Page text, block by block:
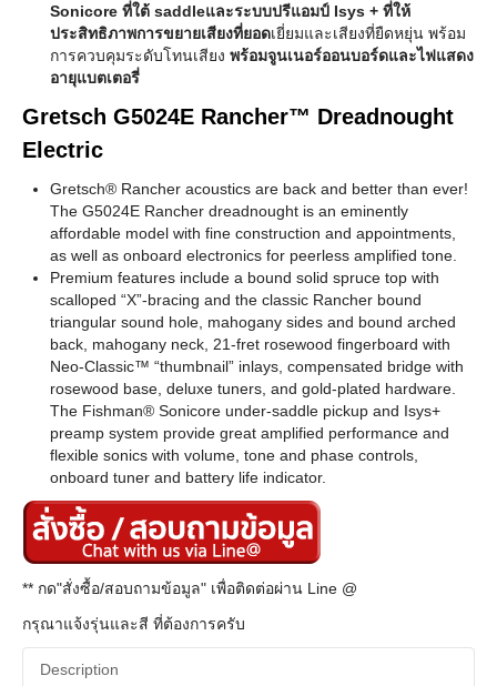
Sonicore ที่ใต้ saddleและระบบปรีแอมป์ Isys + ที่ให้
ประสิทธิภาพการขยายเสียงที่ยอดเยี่ยมและเสียงที่ยืดหยุ่น พร้อม
การควบคุมระดับโทนเสียง พร้อมจูนเนอร์ออนบอร์ดและไฟแสดง
อายุแบตเตอรี่
Gretsch G5024E Rancher™ Dreadnought
Electric
Gretsch® Rancher acoustics are back and better than ever!
The G5024E Rancher dreadnought is an eminently
affordable model with fine construction and appointments,
as well as onboard electronics for peerless amplified tone.
Premium features include a bound solid spruce top with
scalloped “X”-bracing and the classic Rancher bound
triangular sound hole, mahogany sides and bound arched
back, mahogany neck, 21-fret rosewood fingerboard with
Neo-Classic™ “thumbnail” inlays, compensated bridge with
rosewood base, deluxe tuners, and gold-plated hardware.
The Fishman® Sonicore under-saddle pickup and Isys+
preamp system provide great amplified performance and
flexible sonics with volume, tone and phase controls,
onboard tuner and battery life indicator.
** กด"สั่งซื้อ/สอบถามข้อมูล" เพื่อติดต่อผ่าน Line @
กรุณาแจ้งรุ่นและสี ที่ต้องการครับ
Description